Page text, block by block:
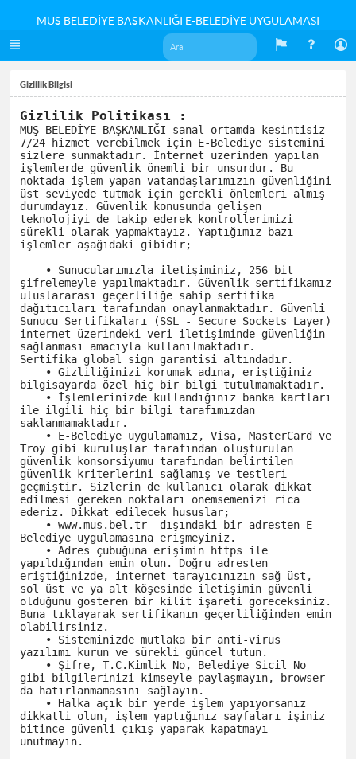
MUŞ BELEDİYE BAŞKANLIĞI E-BELEDİYE UYGULAMASI
Gizlilik Bilgisi
Gizlilik Politikası :
MUŞ BELEDİYE BAŞKANLIĞI sanal ortamda kesintisiz
7/24 hizmet verebilmek için E-Belediye sistemini
sizlere sunmaktadır. İnternet üzerinden yapılan
işlemlerde güvenlik önemli bir unsurdur. Bu
noktada işlem yapan vatandaşlarımızın güvenliğini
üst seviyede tutmak için gerekli önlemleri almış
durumdayız. Güvenlik konusunda gelişen
teknolojiyi de takip ederek kontrollerimizi
sürekli olarak yapmaktayız. Yaptığımız bazı
işlemler aşağıdaki gibidir;
şifrelemeyle yapılmaktadır. Güvenlik sertifikamız
uluslararası geçerliliğe sahip sertifika
dağıtıcıları tarafından onaylanmaktadır. Güvenli
Sunucu Sertifikaları (SSL - Secure Sockets Layer)
internet üzerindeki veri iletişiminde güvenliğin
sağlanması amacıyla kullanılmaktadır.
Sertifika global sign garantisi altındadır.
bilgisayarda özel hiç bir bilgi tutulmamaktadır.
ile ilgili hiç bir bilgi tarafımızdan
saklanmamaktadır.
Troy gibi kuruluşlar tarafından oluşturulan
güvenlik konsorsiyumu tarafından belirtilen
güvenlik kriterlerini sağlamış ve testleri
geçmiştir. Sizlerin de kullanıcı olarak dikkat
edilmesi gereken noktaları önemsemenizi rica
ederiz. Dikkat edilecek hususlar;
Belediye uygulamasına erişmeyiniz.
yapıldığından emin olun. Doğru adresten
eriştiğinizde, internet tarayıcınızın sağ üst,
sol üst ve ya alt köşesinde iletişimin güvenli
olduğunu gösteren bir kilit işareti göreceksiniz.
Buna tıklayarak sertifikanın geçerliliğinden emin
olabilirsiniz.
yazılımı kurun ve sürekli güncel tutun.
gibi bilgilerinizi kimseyle paylaşmayın, browser
da hatırlanmamasını sağlayın.
dikkatli olun, işlem yaptığınız sayfaları işiniz
bitince güvenli çıkış yaparak kapatmayı
unutmayın.